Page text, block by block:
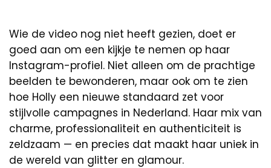
Wie de video nog niet heeft gezien, doet er
goed aan om een kijkje te nemen op haar
Instagram-profiel. Niet alleen om de prachtige
beelden te bewonderen, maar ook om te zien
hoe Holly een nieuwe standaard zet voor
stijlvolle campagnes in Nederland. Haar mix van
charme, professionaliteit en authenticiteit is
zeldzaam — en precies dat maakt haar uniek in
de wereld van glitter en glamour.